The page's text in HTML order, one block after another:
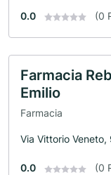
0.0 (0
Farmacia
Emilio
Farmacia
Via Vittorio
0.0 (0